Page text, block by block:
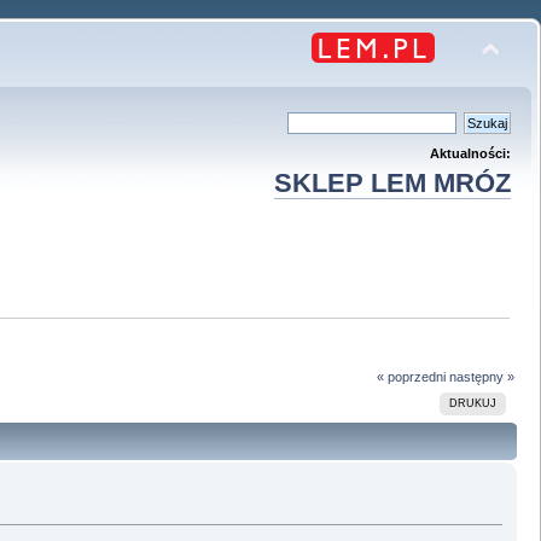
Aktualności:
SKLEP LEM MRÓZ
« poprzedni następny »
DRUKUJ